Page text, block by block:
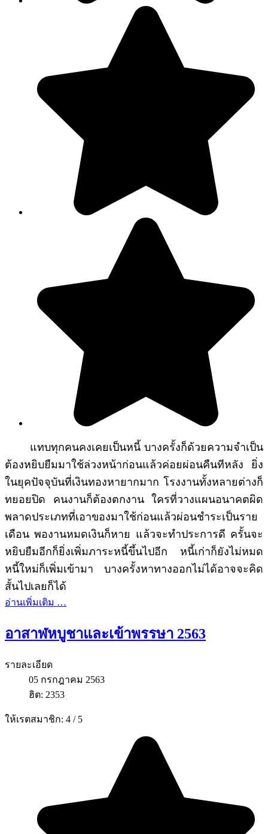
แทบทุกคนคงเคยเป็นหนี้ บางครั้งก็ด้วยความจำเป็น
ต้องหยิบยืมมาใช้ล่วงหน้าก่อนแล้วค่อยผ่อนคืนทีหลัง ยิ่ง
ในยุคปัจจุบันที่เงินทองหายากมาก โรงงานทั้งหลายต่างก็
ทยอยปิด คนงานก็ต้องตกงาน ใครที่วางแผนอนาคตผิด
พลาดประเภทที่เอาของมาใช้ก่อนแล้วผ่อนชำระเป็นราย
เดือน พองานหมดเงินก็หาย แล้วจะทำประการดี ครั้นจะ
หยิบยืมอีกก็ยิ่งเพิ่มภาระหนี้ขึ้นไปอีก หนี้เก่าก็ยังไม่หมด
หนี้ใหม่ก็เพิ่มเข้ามา บางครั้งหาทางออกไม่ได้อาจจะคิด
สั้นไปเลยก็ได้
อ่านเพิ่มเติม …
อาสาฬหบูชาและเข้าพรรษา 2563
รายละเอียด
05 กรกฎาคม 2563
ฮิต: 2353
ให้เรตสมาชิก: 4 / 5